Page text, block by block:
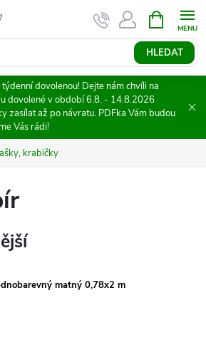
HLEDAT
NÁKUPNÍ
KOŠÍK
dovolenou! Dejte nám chvíli na
dovolené v období 6.8. - 14.8.2026
zasílat až po návratu. PDFka Vám budou
Vás rádi!
krabičky
matný 0,78x2 m